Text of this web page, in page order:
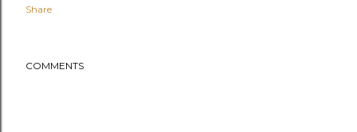
Share
COMMENTS